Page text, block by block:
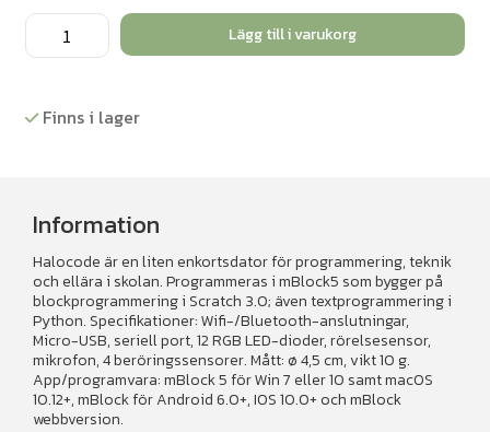
HaloCode
Standard
mängd
Lägg till i varukorg
Finns i lager
Information
Halocode är en liten enkortsdator för programmering, teknik
och ellära i skolan. Programmeras i mBlock5 som bygger på
blockprogrammering i Scratch 3.0; även textprogrammering i
Python. Specifikationer: Wifi-/Bluetooth-anslutningar,
Micro-USB, seriell port, 12 RGB LED-dioder, rörelsesensor,
mikrofon, 4 beröringssensorer. Mått: ø 4,5 cm, vikt 10 g.
App/programvara: mBlock 5 för Win 7 eller 10 samt macOS
10.12+, mBlock för Android 6.0+, IOS 10.0+ och mBlock
webbversion.